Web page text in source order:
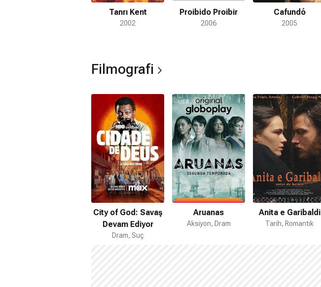
Tanrı Kent
2002
Proibido Proibir
2006
Cafundó
2005
Filmografi
City of God: Savaş
Devam Ediyor
Dram, Suç
Aruanas
Aksiyon, Dram
Anita e Garibaldi
Tarih, Romantik